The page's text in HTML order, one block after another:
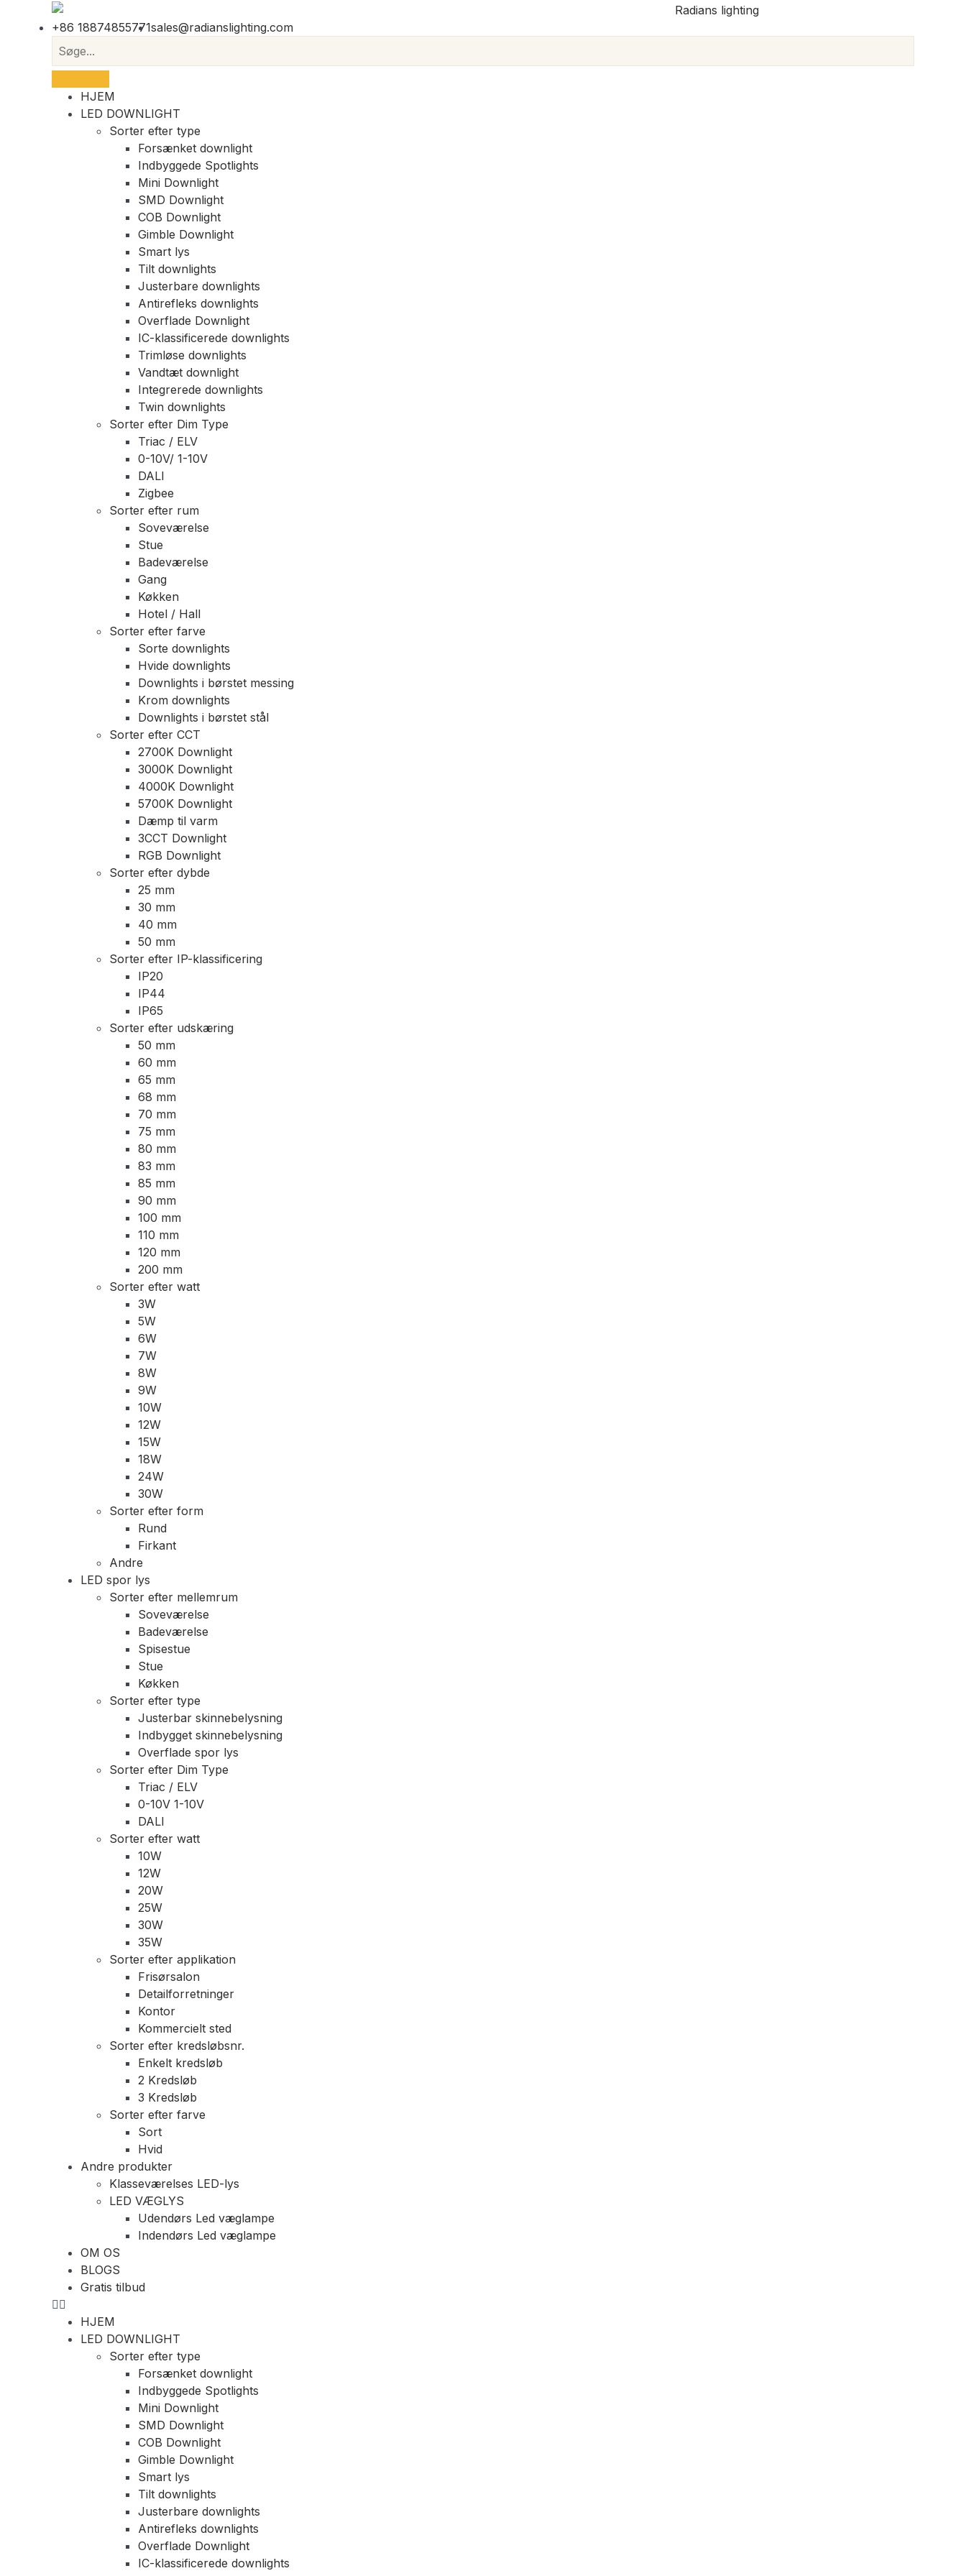
+86 18874855771sales@radianslighting.com
HJEM
LED DOWNLIGHT
Sorter efter type
Forsænket downlight
Indbyggede Spotlights
Mini Downlight
SMD Downlight
COB Downlight
Gimble Downlight
Smart lys
Tilt downlights
Justerbare downlights
Antirefleks downlights
Overflade Downlight
IC-klassificerede downlights
Trimløse downlights
Vandtæt downlight
Integrerede downlights
Twin downlights
Sorter efter Dim Type
Triac / ELV
0-10V/ 1-10V
DALI
Zigbee
Sorter efter rum
Soveværelse
Stue
Badeværelse
Gang
Køkken
Hotel / Hall
Sorter efter farve
Sorte downlights
Hvide downlights
Downlights i børstet messing
Krom downlights
Downlights i børstet stål
Sorter efter CCT
2700K Downlight
3000K Downlight
4000K Downlight
5700K Downlight
Dæmp til varm
3CCT Downlight
RGB Downlight
Sorter efter dybde
25 mm
30 mm
40 mm
50 mm
Sorter efter IP-klassificering
IP20
IP44
IP65
Sorter efter udskæring
50 mm
60 mm
65 mm
68 mm
70 mm
75 mm
80 mm
83 mm
85 mm
90 mm
100 mm
110 mm
120 mm
200 mm
Sorter efter watt
3W
5W
6W
7W
8W
9W
10W
12W
15W
18W
24W
30W
Sorter efter form
Rund
Firkant
Andre
LED spor lys
Sorter efter mellemrum
Soveværelse
Badeværelse
Spisestue
Stue
Køkken
Sorter efter type
Justerbar skinnebelysning
Indbygget skinnebelysning
Overflade spor lys
Sorter efter Dim Type
Triac / ELV
0-10V 1-10V
DALI
Sorter efter watt
10W
12W
20W
25W
30W
35W
Sorter efter applikation
Frisørsalon
Detailforretninger
Kontor
Kommercielt sted
Sorter efter kredsløbsnr.
Enkelt kredsløb
2 Kredsløb
3 Kredsløb
Sorter efter farve
Sort
Hvid
Andre produkter
Klasseværelses LED-lys
LED VÆGLYS
Udendørs Led væglampe
Indendørs Led væglampe
OM OS
BLOGS
Gratis tilbud
HJEM
LED DOWNLIGHT
Sorter efter type
Forsænket downlight
Indbyggede Spotlights
Mini Downlight
SMD Downlight
COB Downlight
Gimble Downlight
Smart lys
Tilt downlights
Justerbare downlights
Antirefleks downlights
Overflade Downlight
IC-klassificerede downlights